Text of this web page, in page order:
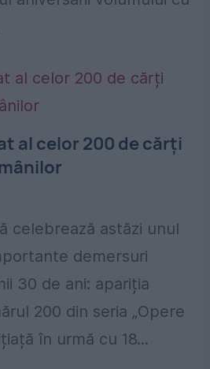
al celor 200 de cărți
celebrează astăzi unul
demersuri
30 de ani: apariția
200 din seria „Opere
în urmă cu 18...